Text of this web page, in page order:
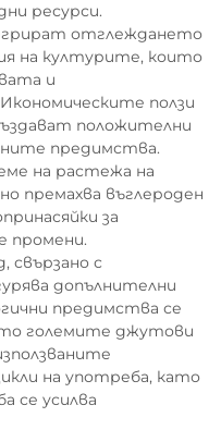
ресурси.
отглеждането
на културите, които
и
ползи
положителни
предимства.
на растежа на
премахва въглероден
за
промени.
свързано с
допълнителни
предимства се
големите джутови
на употреба, като
се усилва